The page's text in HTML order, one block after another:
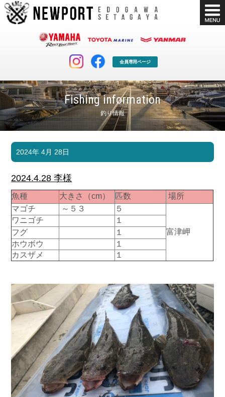
会員専用ページ
Fishing information
釣り情報
マリンクラブ
マリンライフを堪能したい！
ボート販売
ボート免許
長年の実績と信頼！
店舗情報
Shop Info.
公式ブログ
Blog
会社概要
2024年 4月 28日
2024.4.28 李様
魚種 大きさ（cm） 匹数
場所
マゴチ
～５３ ５
富津岬
ワニゴチ
１
フグ
１
ホウボウ
１
カスザメ
１